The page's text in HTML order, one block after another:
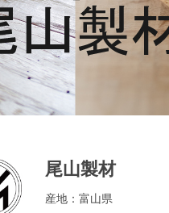
尾山製材
産地：富山県